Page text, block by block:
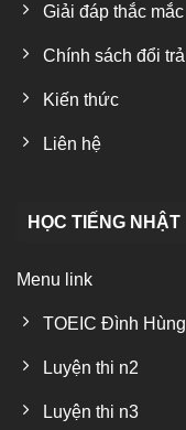
Giải đáp thắc mắc
Chính sách đổi trả
Kiến thức
Liên hệ
HỌC TIẾNG NHẬT
Menu link
TOEIC Đình Hùng
Luyện thi n2
Luyện thi n3